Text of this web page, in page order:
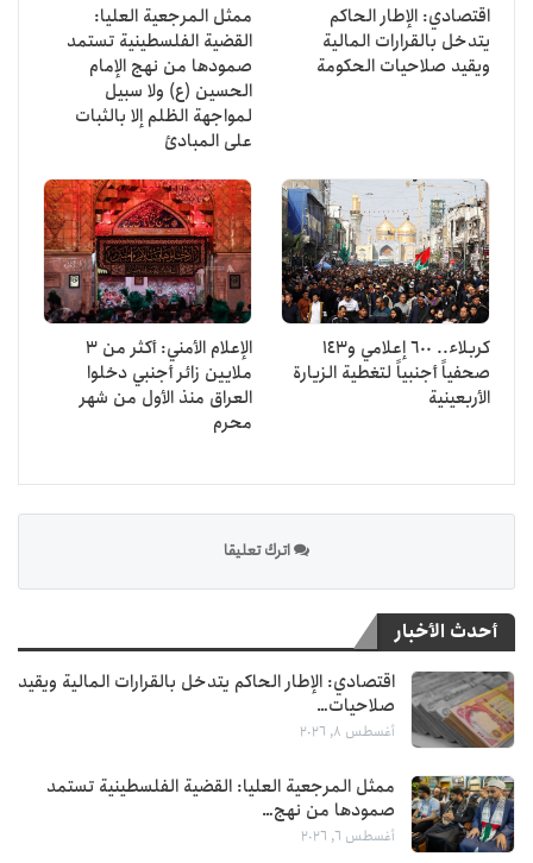
اقتصادي: الإطار الحاكم
يتدخل بالقرارات المالية
ويقيد صلاحيات الحكومة
ممثل المرجعية العليا:
القضية الفلسطينية تستمد
صمودها من نهج الإمام
الحسين (ع) ولا سبيل
لمواجهة الظلم إلا بالثبات
على المبادئ
كربلاء.. 600 إعلامي و143
صحفياً أجنبياً لتغطية الزيارة
الأربعينية
الإعلام الأمني: أكثر من 3
ملايين زائر أجنبي دخلوا
العراق منذ الأول من شهر
محرم
اترك تعليقا
أحدث الأخبار
اقتصادي: الإطار الحاكم يتدخل بالقرارات المالية ويقيد
صلاحيات…
أغسطس 8, 2026
ممثل المرجعية العليا: القضية الفلسطينية تستمد
صمودها من نهج…
أغسطس 6, 2026